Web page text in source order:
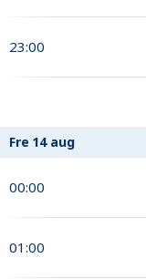
23:00
Fre 14 aug
00:00
01:00